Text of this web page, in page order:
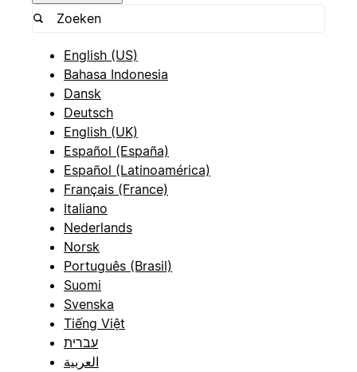
English (US)
Bahasa Indonesia
Dansk
Deutsch
English (UK)
Español (España)
Español (Latinoamérica)
Français (France)
Italiano
Nederlands
Norsk
Português (Brasil)
Suomi
Svenska
Tiếng Việt
עברית
العربية